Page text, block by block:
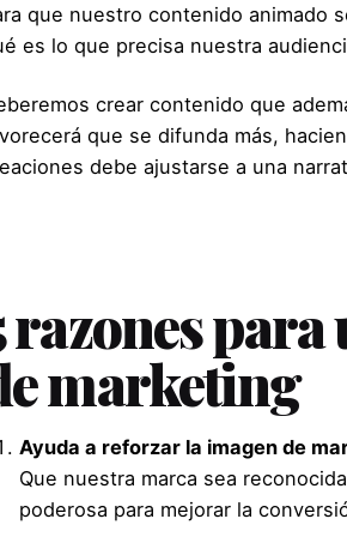
que nuestro contenido animado
es lo que precisa nuestra
crear contenido que
que se difunda más,
debe ajustarse a una
razones
marketing
Ayuda a reforzar la imagen de
Que nuestra marca sea
poderosa para mejorar la